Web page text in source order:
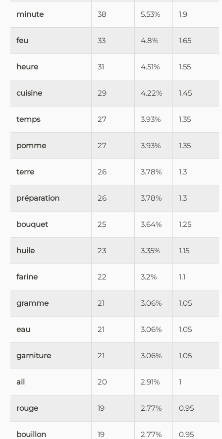
minute 38 5.53% 1.9
feu 33 4.8% 1.65
heure 31 4.51% 1.55
cuisine 29 4.22% 1.45
temps 27 3.93% 1.35
pomme 27 3.93% 1.35
terre 26 3.78% 1.3
préparation 26 3.78% 1.3
bouquet 25 3.64% 1.25
huile 23 3.35% 1.15
farine 22 3.2% 1.1
gramme 21 3.06% 1.05
eau 21 3.06% 1.05
garniture 21 3.06% 1.05
ail 20 2.91% 1
rouge 19 2.77% 0.95
bouillon 19 2.77% 0.95